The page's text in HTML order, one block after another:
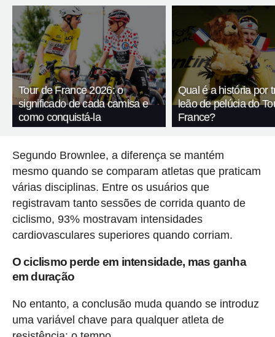
Tour de France 2026: o
significado de cada camisa e
como conquistá-la
Qual é a história por
leão de pelúcia do
France?
Segundo Brownlee, a diferença se mantém
mesmo quando se comparam atletas que praticam
várias disciplinas. Entre os usuários que
registravam tanto sessões de corrida quanto de
ciclismo, 93% mostravam intensidades
cardiovasculares superiores quando corriam.
O ciclismo perde em intensidade, mas ganha
em duração
No entanto, a conclusão muda quando se introduz
uma variável chave para qualquer atleta de